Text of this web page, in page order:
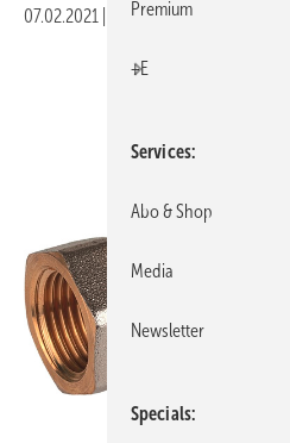
07.02.2021 Veröffentlicht in
Premium
+E
Services
Abo & Shop
Media
Newsletter
Specials